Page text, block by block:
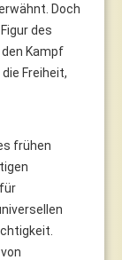
Doch
des
Kampf
Freiheit,
frühen